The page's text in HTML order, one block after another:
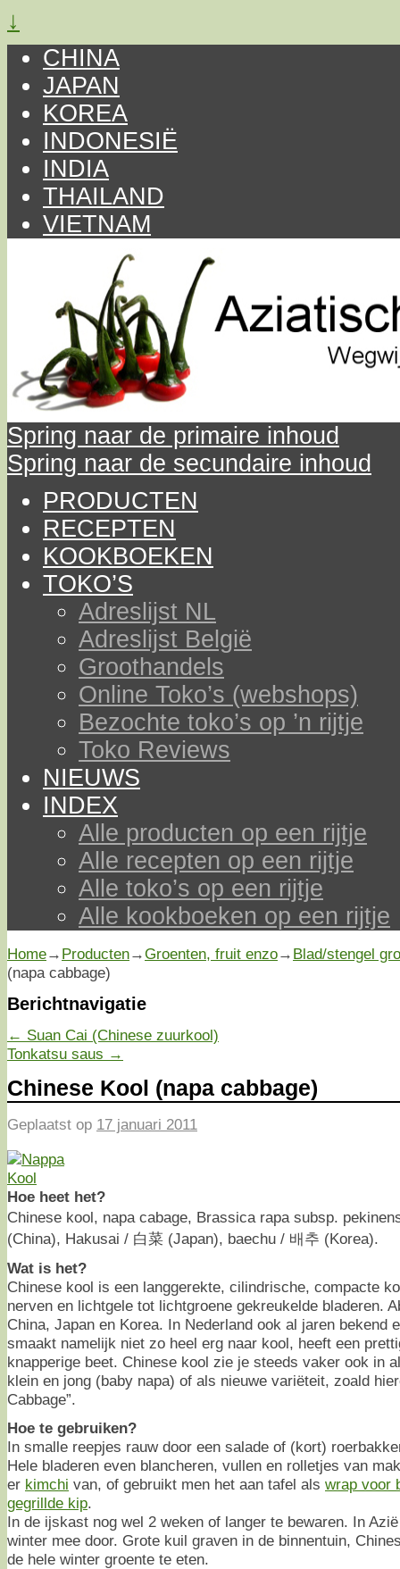
↓
CHINA
JAPAN
KOREA
INDONESIË
INDIA
THAILAND
VIETNAM
Spring naar de primaire inhoud
Spring naar de secundaire inhoud
PRODUCTEN
RECEPTEN
KOOKBOEKEN
TOKO’S
Adreslijst NL
Adreslijst België
Groothandels
Online Toko’s (webshops)
Bezochte toko’s op ’n rijtje
Toko Reviews
NIEUWS
INDEX
Alle producten op een rijtje
Alle recepten op een rijtje
Alle toko’s op een rijtje
Alle kookboeken op een rijtje
Home→ Producten→Groenten, fruit enzo→ Blad/stengel
(napa cabbage)
Berichtnavigatie
← Suan Cai (Chinese zuurkool)
Tonkatsu saus →
Chinese Kool (napa cabbage)
Geplaatst op 17 januari 2011
Hoe heet het?
Chinese kool, napa cabage, Brassica rapa subsp.
(China), Hakusai / 白菜 (Japan), baechu / 배추 (Korea).
Wat is het?
Chinese kool is een langgerekte, cilindrische, compacte
nerven en lichtgele tot lichtgroene gekreukelde bladeren.
China, Japan en Korea. In Nederland ook al jaren bekend
smaakt namelijk niet zo heel erg naar kool, heeft een
knapperige beet. Chinese kool zie je steeds vaker ook in
klein en jong (baby napa) of als nieuwe variëteit, zoald
Cabbage”.
Hoe te gebruiken?
In smalle reepjes rauw door een salade of (kort)
Hele bladeren even blancheren, vullen en rolletjes van
er kimchi van, of gebruikt men het aan tafel als wrap voor
gegrillde kip.
In de ijskast nog wel 2 weken of langer te bewaren. In
winter mee door. Grote kuil graven in de binnentuin,
de hele winter groente te eten.